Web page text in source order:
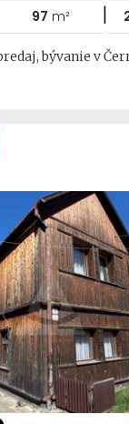
97 m² |
bývanie v